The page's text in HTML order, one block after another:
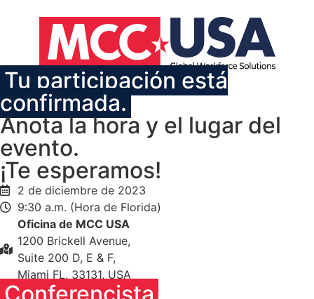
Tu participación está
confirmada.
Anota la hora y el lugar del
evento.
¡Te esperamos!
2 de diciembre de 2023
9:30 a.m. (Hora de Florida)
Oficina de MCC USA
1200 Brickell Avenue,
Suite 200 D, E & F,
Miami FL, 33131, USA